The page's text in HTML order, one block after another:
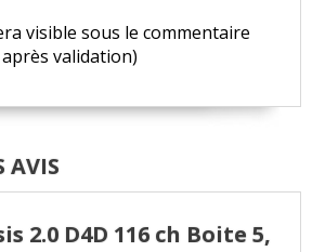
visible sous le commentaire
après validation)
AVIS
2.0 D4D 116 ch Boite 5,